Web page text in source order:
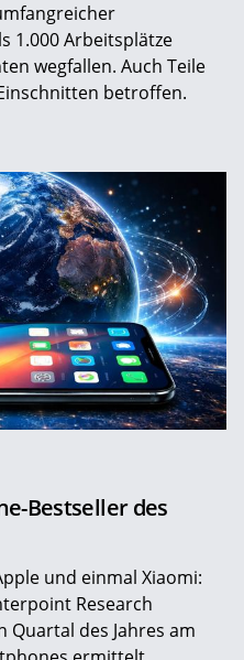
1.000 Arbeitsplätze
wegfallen. Auch Teile
betroffen.
Bestseller des
und einmal Xiaomi:
Research
des Jahres am